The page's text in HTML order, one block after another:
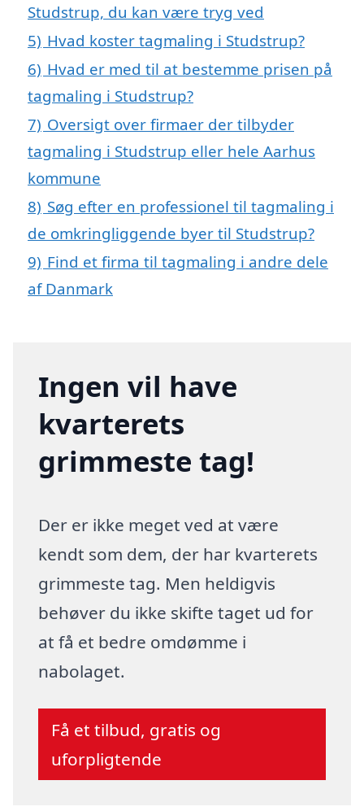
Studstrup, du kan være tryg ved
5) Hvad koster tagmaling i Studstrup?
6) Hvad er med til at bestemme prisen på
tagmaling i Studstrup?
7) Oversigt over firmaer der tilbyder
tagmaling i Studstrup eller hele Aarhus
kommune
8) Søg efter en professionel til tagmaling i
de omkringliggende byer til Studstrup?
9) Find et firma til tagmaling i andre dele
af Danmark
Ingen vil have
kvarterets
grimmeste tag!
Der er ikke meget ved at være
kendt som dem, der har kvarterets
grimmeste tag. Men heldigvis
behøver du ikke skifte taget ud for
at få et bedre omdømme i
nabolaget.
Få et tilbud, gratis og
uforpligtende